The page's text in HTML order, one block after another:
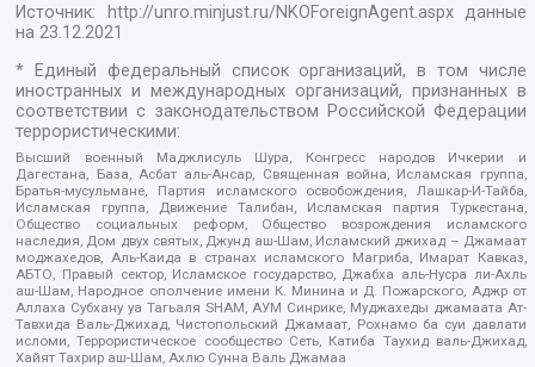
Источник: http://unro.minjust.ru/NKOForeignAgent.aspxданные
на23.12.2021
* Единый федеральный список организаций, в том числе
иностранных и международных организаций, признанных в
соответствии с законодательством Российской Федерации
террористическими:
Высший военный Маджлисуль Шура, Конгресс народов Ичкерии и
Дагестана, База, Асбат аль-Ансар, Священная война, Исламская группа,
Братья-мусульмане, Партия исламского освобождения, Лашкар-И-Тайба,
Исламская группа, Движение Талибан, Исламская партия Туркестана,
Общество социальных реформ, Общество возрождения исламского
наследия, Дом двух святых, Джунд аш-Шам, Исламский джихад – Джамаат
моджахедов, Аль-Каида в странах исламского Магриба, Имарат Кавказ,
АБТО, Правый сектор, Исламское государство, Джабха аль-Нусра ли-Ахль
аш-Шам, Народное ополчение имени К. Минина и Д. Пожарского, Аджр от
Аллаха Субхану уа Тагьаля SHAM, АУМ Синрике, Муджахеды джамаата Ат-
Тавхида Валь-Джихад, Чистопольский Джамаат, Рохнамо ба суи давлати
исломи, Террористическое сообщество Сеть, Катиба Таухид валь-Джихад,
Хайят Тахрир аш-Шам, Ахлю Сунна Валь Джамаа